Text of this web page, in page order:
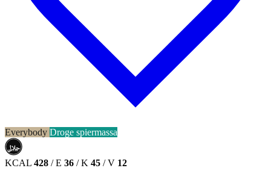
Everybody Droge spiermassa
حلال
HALAL
KCAL 428 / E 36 / K 45 / V 12